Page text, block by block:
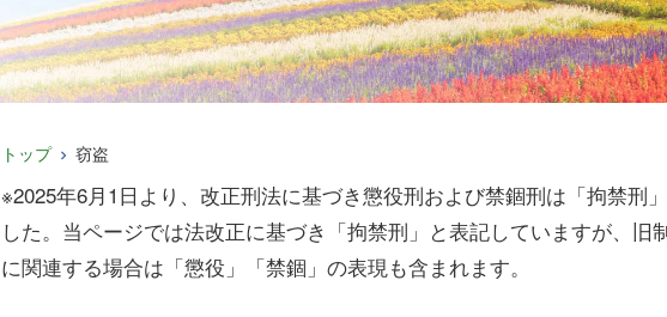
トップ 窃盗
※2025年6月1日より、改正刑法に基づき懲役刑および禁錮刑は「拘禁刑
した。当ページでは法改正に基づき「拘禁刑」と表記していますが、旧
に関連する場合は「懲役」「禁錮」の表現も含まれます。